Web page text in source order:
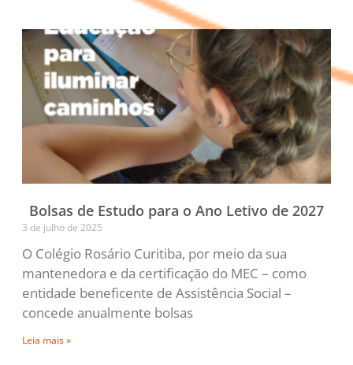
Bolsas de Estudo para o Ano Letivo de 2027
3 de julho de 2025
O Colégio Rosário Curitiba, por meio da sua
mantenedora e da certificação do MEC – como
entidade beneficente de Assistência Social –
concede anualmente bolsas
Leia mais »